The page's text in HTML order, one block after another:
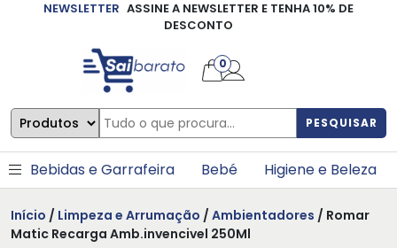
NEWSLETTER ASSINE A NEWSLETTER E TENHA 10% DE
DESCONTO
PESQUISAR
0
Bebidas e Garrafeira Bebé Higiene e Beleza
Início / Limpeza e Arrumação / Ambientadores / Romar
Matic Recarga Amb.invencivel 250Ml